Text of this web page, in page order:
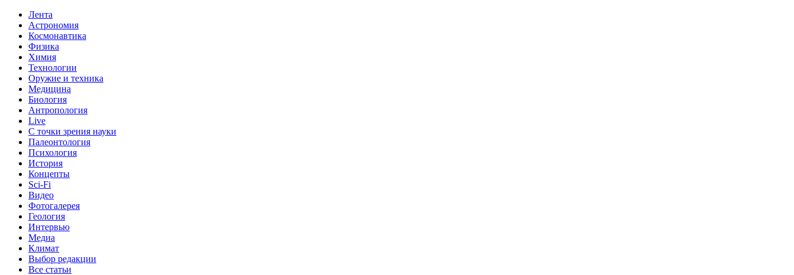
Лента
Астрономия
Космонавтика
Физика
Химия
Технологии
Оружие и техника
Медицина
Биология
Антропология
Live
С точки зрения науки
Палеонтология
Психология
История
Концепты
Sci-Fi
Видео
Фотогалерея
Геология
Интервью
Медиа
Климат
Выбор редакции
Все статьи